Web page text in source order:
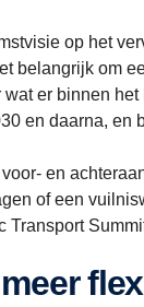
op het
belangrijk om
er binnen
en daarna, en
voor- en
of een
Transport
meer